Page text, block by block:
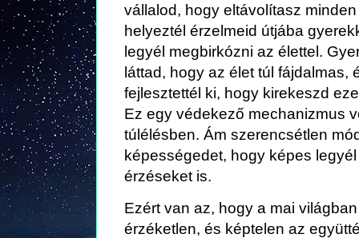
vállalod, hogy eltávolítasz
helyeztél érzelmeid útjába
legyél megbirkózni az élettel.
láttad, hogy az élet túl fájdalmas,
fejlesztettél ki, hogy kirekeszd
Ez egy védekező mechanizmus
túlélésben. Ám szerencsétlen
képességedet, hogy képes
érzéseket is.
Ezért van az, hogy a mai
érzéketlen, és képtelen az